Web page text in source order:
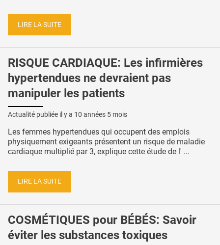
LIRE LA SUITE
RISQUE CARDIAQUE: Les infirmières
hypertendues ne devraient pas
manipuler les patients
Actualité publiée il y a 10 années 5 mois
Les femmes hypertendues qui occupent des emplois
physiquement exigeants présentent un risque de maladie
cardiaque multiplié par 3, explique cette étude de l' ...
LIRE LA SUITE
COSMÉTIQUES pour BÉBÉS: Savoir
éviter les substances toxiques